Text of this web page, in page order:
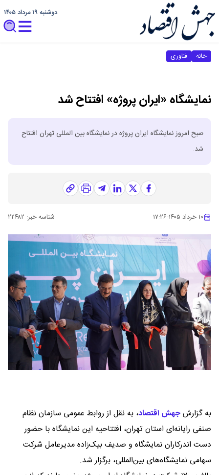
دوشنبه ۱۹ مرداد ۱۴۰۵
خانه فناوری
نمایشگاه «ایران پروژه» افتتاح شد
صبح امروز نمایشگاه ایران پروژه در نمایشگاه بین المللی تهران افتتاح
شد.
۱۰ خرداد ۱۴۰۵ -۱۷:۲۶ شناسه خبر: ۲۲۴۸۲
به گزارشجهش اقتصاد، به نقل از روابط عمومی سازمان نظام
صنفی رایانه‌ای استان تهران، افتتاحیه این نمایشگاه با حضور
دست اندرکاران نمایشگاه و صدیف بیک‌زاده مدیرعامل شرکت
سهامی نمایشگاه‌های بین‌المللی، برگزار شد.